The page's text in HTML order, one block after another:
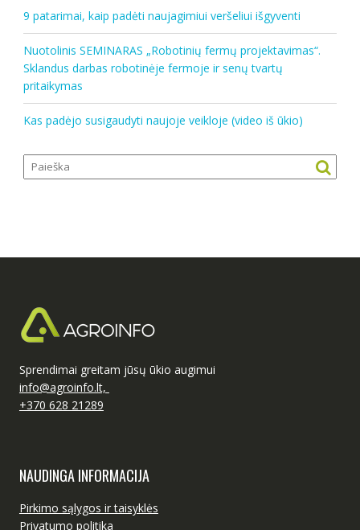
9 patarimai, kaip padėti naujagimiui veršeliui išgyventi
Nuotolinis SEMINARAS „Robotinių fermų projektavimas“.
Sklandus darbas robotinėje fermoje ir senų tvartų
pritaikymas
Kas padėjo susigaudyti naujoje veikloje (video iš ūkio)
Sprendimai greitam jūsų ūkio augimui
info@agroinfo.lt,
+370 628 21289
NAUDINGA INFORMACIJA
Pirkimo sąlygos ir taisyklės
Privatumo politika